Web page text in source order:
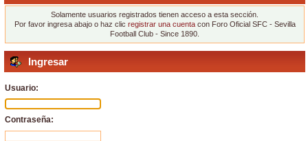
Solamente usuarios registrados tienen acceso a esta sección.
Por favor ingresa abajo o haz clic registrar una cuentacon Foro Oficial SFC - Sevilla
Football Club - Since 1890.
Ingresar
Usuario:
Contraseña: